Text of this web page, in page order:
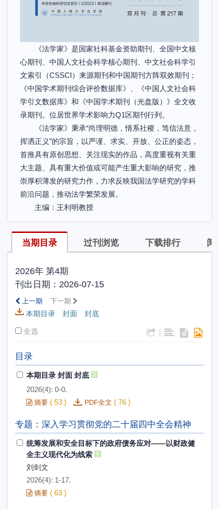
《法学家》是国家社科基金资助期刊、全国中文核
心期刊、中国人文社会科学核心期刊、中文社会科学引
文索引（CSSCI）来源期刊和中国期刊方阵双效期刊；
《中国学术期刊综合评价数据库》、《中国人文社会科
学引文数据库》和《中国学术期刊（光盘版）》全文收
录期刊。位居世界学术影响力Q1区期刊行列。
《法学家》秉承“尚理明德，情系社稷，笃信法意，
挥洒正义”的宗旨，以严谨、求实、开放、公正的姿态，
首推具有原创思想、关注现实的作品，高度重视有关重
大主题、具有重大价值或可能产生重大影响的研究，推
崇厚积薄发的研究力作，力求反映我国法学研究的学科
前沿问题，推动法学繁荣发展。
主编：王利明教授
当期目录 过刊浏览 下载排行 阅
2026年 第4期
刊出日期：2026-07-15
上一期 下一期
本期目录 封面 封底
全选 |
目录
本期目录 封面 封底
2026(4): 0-0.
摘要 ( 53 ) PDF全文 ( 76 )
专题：深入学习贯彻党的二十届四中全会精神
统筹发展和安全目标下的政府债务应对——以财政健
全主义现代化为线索
刘剑文
2026(4): 1-17.
摘要 ( 63 )